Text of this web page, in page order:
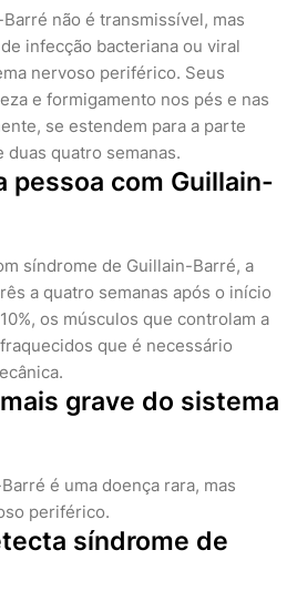
não é transmissível, mas
infecção bacteriana ou viral
nervoso periférico. Seus
e formigamento nos pés e nas
se estendem para a parte
quatro semanas.
pessoa com Guillain-
síndrome de Guillain-Barré, a
a quatro semanas após o início
os músculos que controlam a
que é necessário
grave do sistema
é uma doença rara, mas
periférico.
síndrome de